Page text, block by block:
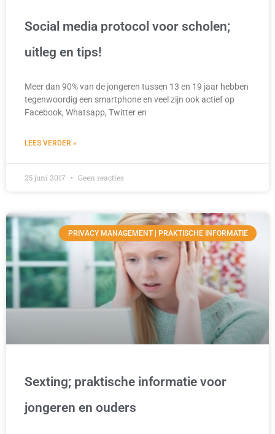
Social media protocol voor scholen;
uitleg en tips!
Meer dan 90% van de jongeren tussen 13 en 19 jaar hebben
tegenwoordig een smartphone en veel zijn ook actief op
Facebook, Whatsapp, Twitter en
LEES VERDER »
25 juni 2017 Geen reacties
PRIVACY MANAGEMENT | PRAKTISCHE INFORMATIE
Sexting; praktische informatie voor
jongeren en ouders